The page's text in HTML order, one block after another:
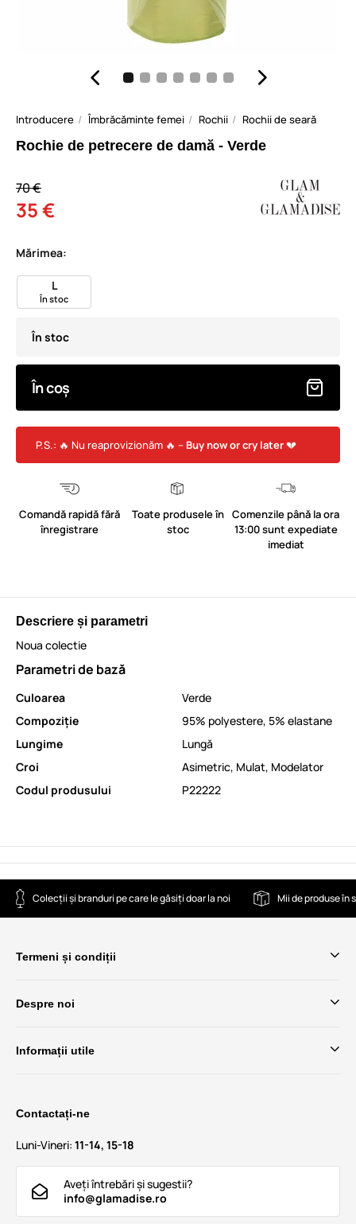
Introducere Îmbrăcăminte femei Rochii Rochii de seară
Rochie de petrecere de damă - Verde
70 €
35 €
Mărimea:
L
În stoc
În stoc
În coș
P.S.: 🔥 Nu reaprovizionăm 🔥 – Buy now or cry later💔
Comandă rapidă fără
înregistrare
Toate produsele în
stoc
Comenzile până la ora
13:00 sunt expediate
imediat
Descriere și parametri
Noua colectie
Parametri de bază
Culoarea
Verde
Compoziție
95% polyestere, 5% elastane
Lungime
Lungă
Croi
Asimetric, Mulat, Modelator
Codul produsului
P22222
Colecții și branduri pe care le găsiți doar la noi Mii de produse în
Termeni și condiții
Despre noi
Informații utile
Contactați-ne
Luni-Vineri: 11-14, 15-18
Aveți întrebări și sugestii?
info@glamadise.ro